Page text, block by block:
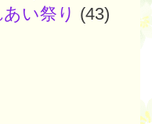
い祭り (43)